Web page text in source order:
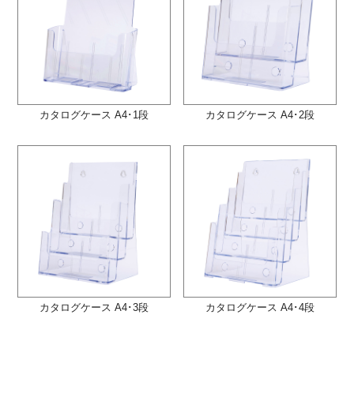
カタログケース A4･1段 カタログケース A4･2段
カタログケース A4･3段 カタログケース A4･4段